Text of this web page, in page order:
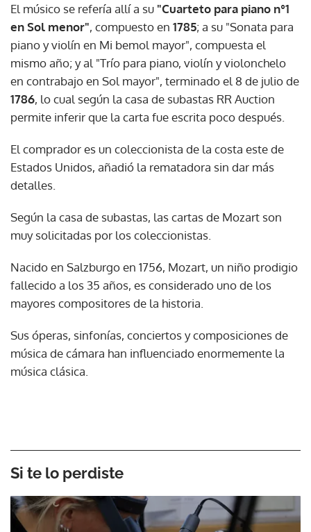
El músico se refería allí a su "Cuarteto para piano n°1
en Sol menor", compuesto en 1785; a su "Sonata para
piano y violín en Mi bemol mayor", compuesta el
mismo año; y al "Trío para piano, violín y violonchelo
en contrabajo en Sol mayor", terminado el 8 de julio de
1786, lo cual según la casa de subastas RR Auction
permite inferir que la carta fue escrita poco después.
El comprador es un coleccionista de la costa este de
Estados Unidos, añadió la rematadora sin dar más
detalles.
Según la casa de subastas, las cartas de Mozart son
muy solicitadas por los coleccionistas.
Nacido en Salzburgo en 1756, Mozart, un niño prodigio
fallecido a los 35 años, es considerado uno de los
mayores compositores de la historia.
Sus óperas, sinfonías, conciertos y composiciones de
música de cámara han influenciado enormemente la
música clásica.
Si te lo perdiste